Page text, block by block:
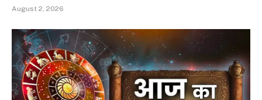
August 2, 2026